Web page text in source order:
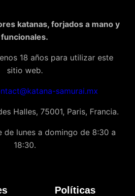
katanas, forjados a mano y
funcionales.
18 años para utilizar este
sitio web.
samurai.mx
Halles, 75001, Paris, Francia.
de lunes a domingo de 8:30 a
18:30.
Políticas